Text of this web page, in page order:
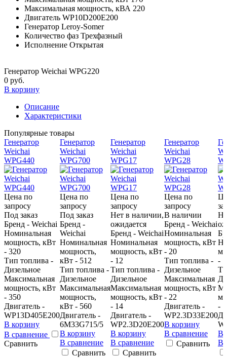
Максимальная мощность, кВА 220
Двигатель WP10D200E200
Генератор Leroy-Somer
Количество фаз Трехфазный
Исполнение Открытая
Генератор Weichai WPG220
0 руб.
В корзину
Описание
Характеристики
Популярные товары
Генератор
Weichai
WPG440
Цена по
запросу
Под заказ
Бренд - Weichai
Номинальная
мощность, кВт
- 320
Тип топлива -
Дизельное
Максимальная
мощность, кВт
- 350
Двигатель -
WP13D405E200
В корзину
В сравнение
Сравнить
Генератор
Weichai
WPG700
Цена по
запросу
Под заказ
Бренд -
Weichai
Номинальная
мощность,
кВт - 512
Тип топлива -
Дизельное
Максимальная
мощность,
кВт - 560
Двигатель -
6M33G715/5
В корзину
В сравнение
Сравнить
Генератор
Weichai
WPG17
Цена по
запросу
Нет в наличии,
ожидается
Бренд - Weichai
Номинальная
мощность, кВт
- 12
Тип топлива -
Дизельное
Максимальная
мощность, кВт
- 14
Двигатель -
WP2.3D20E200
В корзину
В сравнение
Сравнить
Генератор
Weichai
WPG28
Цена по
запросу
В наличии
Бренд - Weichai
Номинальная
мощность, кВт
- 20
Тип топлива -
Дизельное
Максимальная
мощность, кВт
- 22
Двигатель -
WP2.3D33E200
В корзину
В сравнение
Сравнить
-
-
В
В